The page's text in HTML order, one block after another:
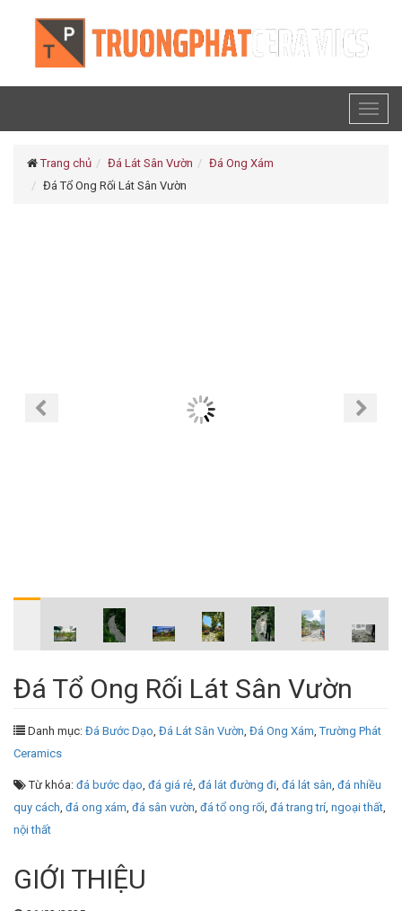
Trang chủ Đá Lát Sân Vườn
Đá Ong Xám
Đá Tổ Ong Rối Lát Sân Vườn
Đá Tổ Ong Rối Lát Sân Vườn
Danh mục: Đá Bước Dạo, Đá Lát Sân Vườn, Đá Ong Xám,Trường Phát
Ceramics
Từ khóa: đá bước dạo, đá giá rẻ, đá lát đường đi, đá lát sân, đá nhiều
quy cách, đá ong xám, đá sân vườn, đá tổ ong rối, đá trang trí, ngoại thất,
nội thất
GIỚI THIỆU